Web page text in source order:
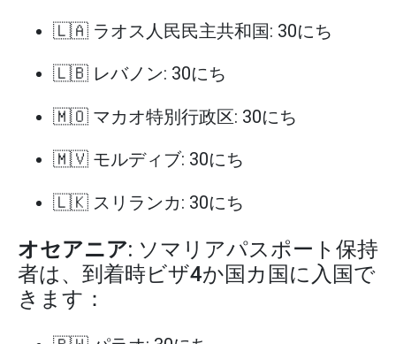
🇱🇦 ラオス人民民主共和国: 30にち
🇱🇧 レバノン: 30にち
🇲🇴 マカオ特別行政区: 30にち
🇲🇻 モルディブ: 30にち
🇱🇰 スリランカ: 30にち
オセアニア: ソマリアパスポート保持
者は、到着時ビザ4か国カ国に入国で
きます：